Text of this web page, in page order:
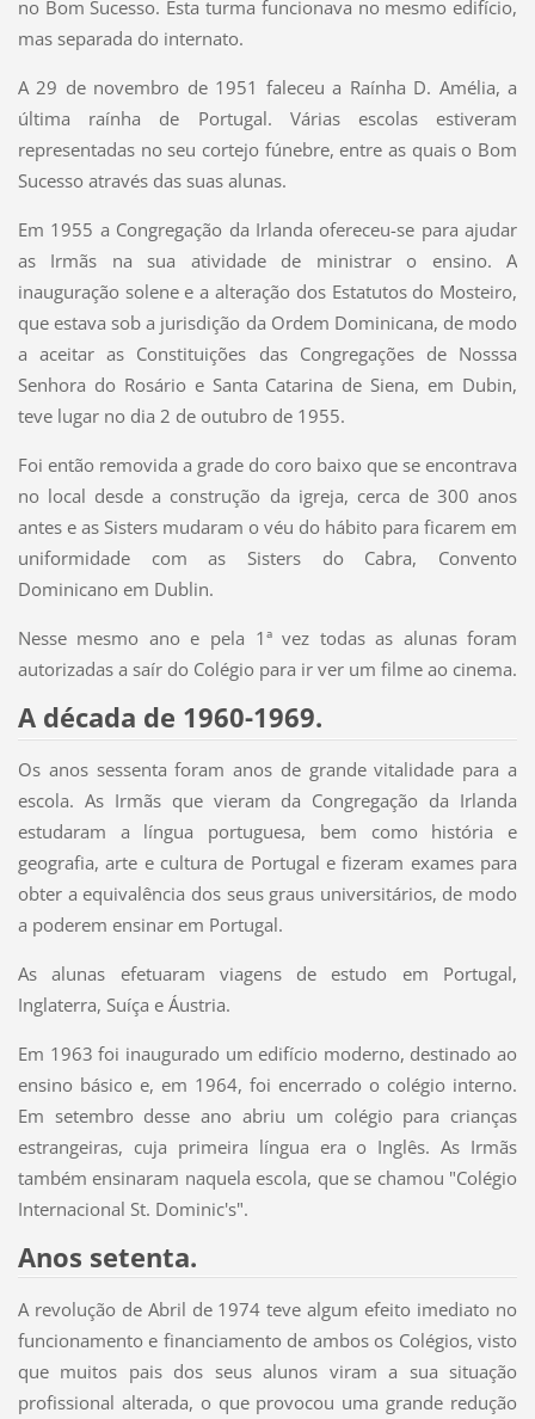
no Bom Sucesso. Esta turma funcionava no mesmo edifício,
mas separada do internato.
A 29 de novembro de 1951 faleceu a Raínha D. Amélia, a
última raínha de Portugal. Várias escolas estiveram
representadas no seu cortejo fúnebre, entre as quais o Bom
Sucesso através das suas alunas.
Em 1955 a Congregação da Irlanda ofereceu-se para ajudar
as Irmãs na sua atividade de ministrar o ensino. A
inauguração solene e a alteração dos Estatutos do Mosteiro,
que estava sob a jurisdição da Ordem Dominicana, de modo
a aceitar as Constituições das Congregações de Nosssa
Senhora do Rosário e Santa Catarina de Siena, em Dubin,
teve lugar no dia 2 de outubro de 1955.
Foi então removida a grade do coro baixo que se encontrava
no local desde a construção da igreja, cerca de 300 anos
antes e as Sisters mudaram o véu do hábito para ficarem em
uniformidade com as Sisters do Cabra, Convento
Dominicano em Dublin.
Nesse mesmo ano e pela 1ª vez todas as alunas foram
autorizadas a saír do Colégio para ir ver um filme ao cinema.
A década de 1960-1969.
Os anos sessenta foram anos de grande vitalidade para a
escola. As Irmãs que vieram da Congregação da Irlanda
estudaram a língua portuguesa, bem como história e
geografia, arte e cultura de Portugal e fizeram exames para
obter a equivalência dos seus graus universitários, de modo
a poderem ensinar em Portugal.
As alunas efetuaram viagens de estudo em Portugal,
Inglaterra, Suíça e Áustria.
Em 1963 foi inaugurado um edifício moderno, destinado ao
ensino básico e, em 1964, foi encerrado o colégio interno.
Em setembro desse ano abriu um colégio para crianças
estrangeiras, cuja primeira língua era o Inglês. As Irmãs
também ensinaram naquela escola, que se chamou "Colégio
Internacional St. Dominic's".
Anos setenta.
A revolução de Abril de 1974 teve algum efeito imediato no
funcionamento e financiamento de ambos os Colégios, visto
que muitos pais dos seus alunos viram a sua situação
profissional alterada, o que provocou uma grande redução